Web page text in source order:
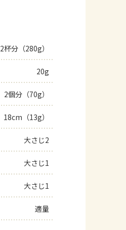
2杯分（280g）
20g
2個分（70g）
18cm（13g）
大さじ2
大さじ1
大さじ1
適量